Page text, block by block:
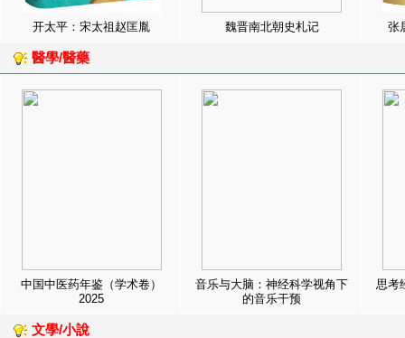
开太平：宋太祖赵匡胤 魏晋南北朝史札记 张
醫學/醫藥
中国中医药年鉴（学术卷）
2025
音乐与大脑：神经科学视角下
的音乐干预
思考
文學/小說